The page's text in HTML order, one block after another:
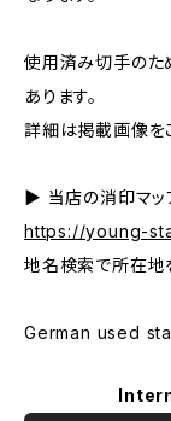
使用済み切手のた
あります。
詳細は掲載画像を
▶ 当店の消印マッ
https://young-
地名検索で所在地
German used